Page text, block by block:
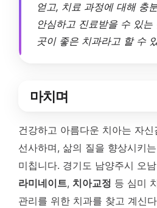
얻고, 치료 과정에 대해 충
안심하고 진료받을 수 있
곳이 좋은 치과라고 할 수
마치며
건강하고 아름다운 치아는 자
선사하며, 삶의 질을 향상시키
미칩니다. 경기도 남양주시 오
라미네이트, 치아교정 등 심미
관리를 위한 치과를 찾고 계신